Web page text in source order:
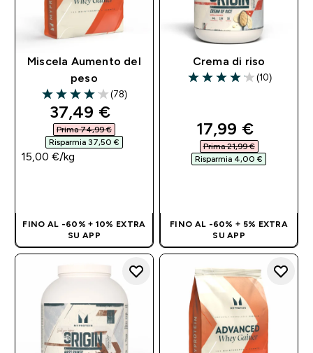
Miscela Aumento del
peso
4.08 out of 5 stars
(78)
discounted price
37,49 €‎
Prima 74,99 €‎
Risparmia 37,50 €‎
15,00 €‎/kg
FINO AL -60% + 10% EXTRA
SU APP
Crema di riso
4.1 out of 5 stars
(10)
discounted
17,99 €‎
Prima 21,99 €‎
Risparmia 4,00 €‎
FINO AL -60% + 5% EXTRA
SU APP